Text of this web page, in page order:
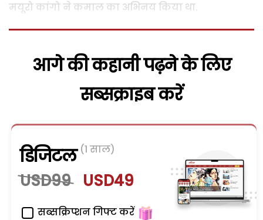
मयूरो कांगो ने कमाल का अभिनय किया था.
आगे की कहानी पढ़ने के लिए
सब्सक्राइब करें
डिजिटल (1 साल)
USD99 USD49
सब्सक्रिप्शन गिफ्ट करें